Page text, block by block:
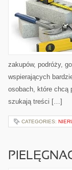
zakupów, podróży,
wspierających
osobach, które chcą
szukają treści […]
CATEGORIES: